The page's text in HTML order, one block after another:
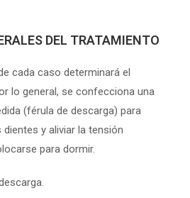
DEL TRATAMIENTO
cada caso determinará el
lo general, se confecciona una
(férula de descarga) para
y aliviar la tensión
para dormir.